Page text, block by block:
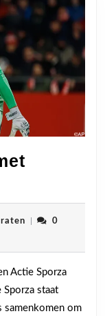
Sporza
0
Actie Sporza
staat
samenkomen om